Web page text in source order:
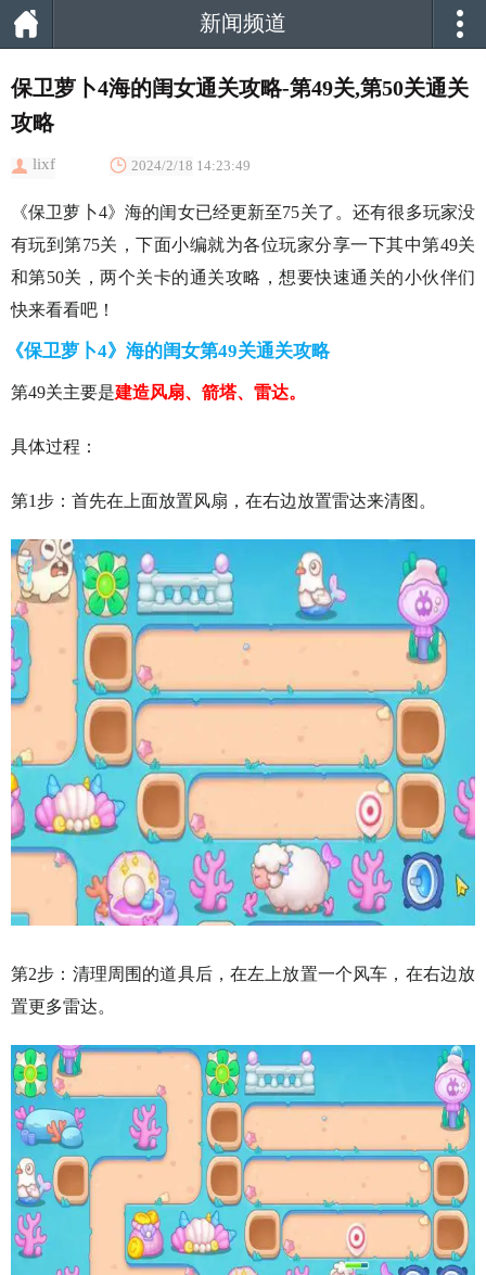
新闻频道
保卫萝卜4海的闺女通关攻略-第49关,第50关通关
攻略
lixf 2024/2/18 14:23:49
《保卫萝卜4》海的闺女已经更新至75关了。还有很多玩家没
有玩到第75关，下面小编就为各位玩家分享一下其中第49关
和第50关，两个关卡的通关攻略，想要快速通关的小伙伴们
快来看看吧！
《保卫萝卜4》海的闺女第49关通关攻略
第49关主要是建造风扇、箭塔、雷达。
具体过程：
第1步：首先在上面放置风扇，在右边放置雷达来清图。
第2步：清理周围的道具后，在左上放置一个风车，在右边放
置更多雷达。